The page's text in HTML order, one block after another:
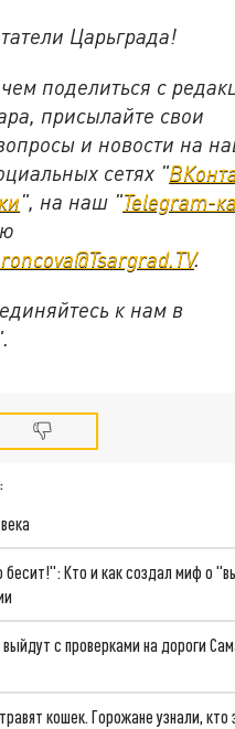
Царьграда!
поделиться с
присылайте свои
и новости на
сетях "
", на наш "Telegram-
.
к нам в
Кто и как создал миф о
с проверками на дороги
кошек. Горожане узнали, кто